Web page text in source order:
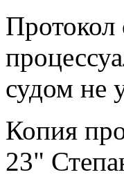
Протокол
судом не
Копия
23"